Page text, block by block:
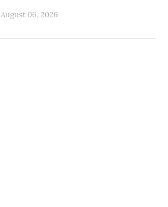
August 06, 2026